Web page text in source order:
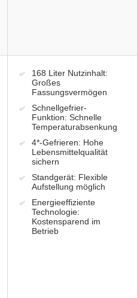
168 Liter Nutzinhalt:
Großes
Fassungsvermögen
Schnellgefrier-
Funktion: Schnelle
Temperaturabsenkung
4*-Gefrieren: Hohe
Lebensmittelqualität
sichern
Standgerät: Flexible
Aufstellung möglich
Energieeffiziente
Technologie:
Kostensparend im
Betrieb